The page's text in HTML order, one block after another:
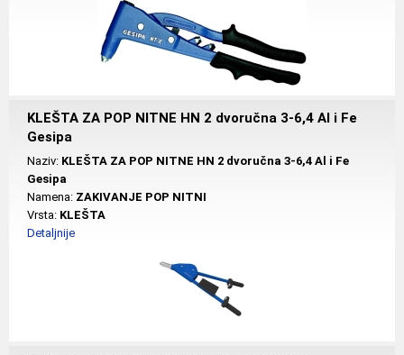
KLEŠTA ZA POP NITNE HN 2 dvoručna 3-6,4 Al i Fe
Gesipa
Naziv: KLEŠTA ZA POP NITNE HN 2 dvoručna 3-6,4 Al i Fe
Gesipa
Namena: ZAKIVANJE POP NITNI
Vrsta: KLEŠTA
Detaljnije